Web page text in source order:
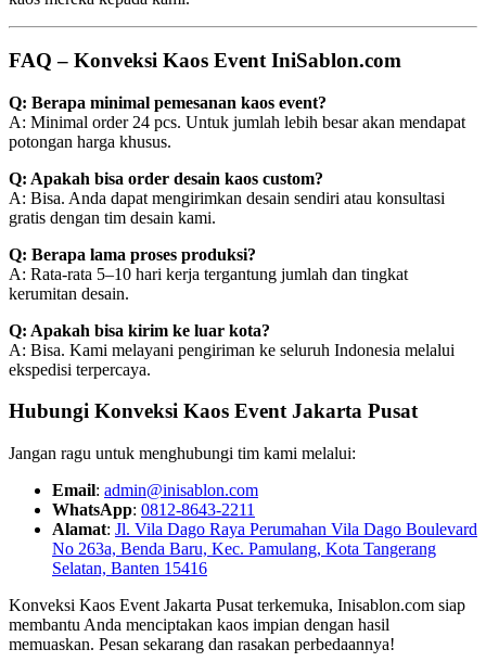
FAQ – Konveksi Kaos Event IniSablon.com
Q: Berapa minimal pemesanan kaos event?
A: Minimal order 24 pcs. Untuk jumlah lebih besar akan mendapat
potongan harga khusus.
Q: Apakah bisa order desain kaos custom?
A: Bisa. Anda dapat mengirimkan desain sendiri atau konsultasi
gratis dengan tim desain kami.
Q: Berapa lama proses produksi?
A: Rata-rata 5–10 hari kerja tergantung jumlah dan tingkat
kerumitan desain.
Q: Apakah bisa kirim ke luar kota?
A: Bisa. Kami melayani pengiriman ke seluruh Indonesia melalui
ekspedisi terpercaya.
Hubungi Konveksi Kaos Event Jakarta Pusat
Jangan ragu untuk menghubungi tim kami melalui:
Email: admin@inisablon.com
WhatsApp: 0812-8643-2211
Alamat: Jl. Vila Dago Raya Perumahan Vila Dago Boulevard
No 263a, Benda Baru, Kec. Pamulang, Kota Tangerang
Selatan, Banten 15416
Konveksi Kaos Event Jakarta Pusat terkemuka, Inisablon.com siap
membantu Anda menciptakan kaos impian dengan hasil
memuaskan. Pesan sekarang dan rasakan perbedaannya!